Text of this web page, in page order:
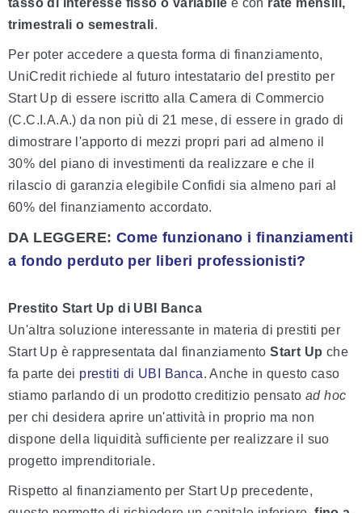
tasso di interesse fisso o variabile e con rate mensili,
trimestrali o semestrali.
Per poter accedere a questa forma di finanziamento,
UniCredit richiede al futuro intestatario del prestito per
Start Up di essere iscritto alla Camera di Commercio
(C.C.I.A.A.) da non più di 21 mese, di essere in grado di
dimostrare l'apporto di mezzi propri pari ad almeno il
30% del piano di investimenti da realizzare e che il
rilascio di garanzia elegibile Confidi sia almeno pari al
60% del finanziamento accordato.
DA LEGGERE: Come funzionano i finanziamenti
a fondo perduto per liberi professionisti?
Prestito Start Up di UBI Banca
Un'altra soluzione interessante in materia di prestiti per
Start Up è rappresentata dal finanziamentoStart Up che
fa parte dei prestiti di UBI Banca. Anche in questo caso
stiamo parlando di un prodotto creditizio pensato ad hoc
per chi desidera aprire un'attività in proprio ma non
dispone della liquidità sufficiente per realizzare il suo
progetto imprenditoriale.
Rispetto al finanziamento per Start Up precedente,